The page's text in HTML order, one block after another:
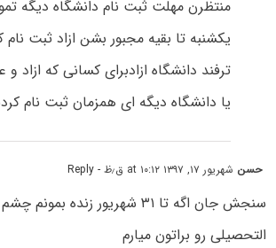
منتظرن مهلت ثبت نام دانشگاه دیگه
یکشنبه تا بقیه مجبور بشن ازاد ثبت نام
ترفند دانشگاه ازادبرای کسانی که ازاد و
یا دانشگاه دیگه ای همزمان ثبت نام
حسن شهریور ۱۷, ۱۳۹۷ at ۱۰:۱۲ ق٫ظ - Reply
سنجش جان اگه تا ۳۱ شهریور زنده
التحصیلی رو براتون میارم